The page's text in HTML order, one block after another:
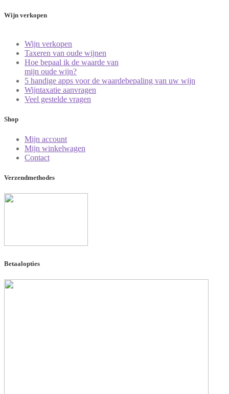
Wijn verkopen
Wijn verkopen
Taxeren van oude wijnen
Hoe bepaal ik de waarde van
mijn oude wijn?
5 handige apps voor de waardebepaling van uw wijn
Wijntaxatie aanvragen
Veel gestelde vragen
Shop
Mijn account
Mijn winkelwagen
Contact
Verzendmethodes
Betaalopties